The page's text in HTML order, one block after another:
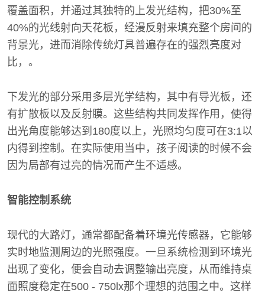
覆盖面积，并通过其独特的上发光结构，把30%至
40%的光线射向天花板，经漫反射来填充整个房间的
背景光，进而消除传统灯具普遍存在的强烈亮度对
比，。
下发光的部分采用多层光学结构，其中有导光板，还
有扩散板以及反射膜。这些结构共同发挥作用，使得
出光角度能够达到180度以上，光照均匀度可在3:1以
内得到控制。在实际使用当中，孩子阅读的时候不会
因为局部有过亮的情况而产生不适感。
智能控制系统
现代的大路灯，通常都配备着环境光传感器，它能够
实时地监测周边的光照强度。一旦系统检测到环境光
出现了变化，便会自动去调整输出亮度，从而维持桌
面照度稳定在500 - 750lx那个理想的范围之中。这样